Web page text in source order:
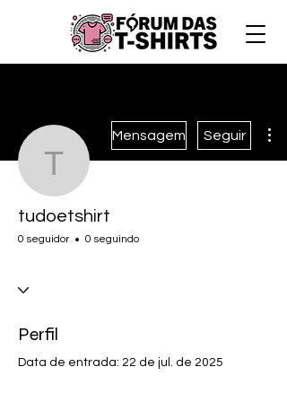
tudoetshirt
Mensagem Seguir
tudoetshirt
0 seguidor 0 seguindo
Perfil
Data de entrada: 22 de jul. de 2025